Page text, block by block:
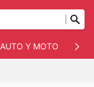
AUTO Y MOTO